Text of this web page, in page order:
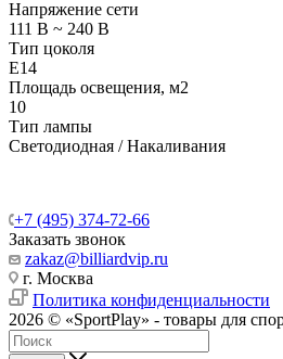
Напряжение сети
111 В ~ 240 В
Тип цоколя
E14
Площадь освещения, м2
10
Тип лампы
Светодиодная / Накаливания
+7 (495) 374-72-66
Заказать звонок
zakaz@billiardvip.ru
г. Москва
Политика конфиденциальности
2026 © «SportPlay» - товары для